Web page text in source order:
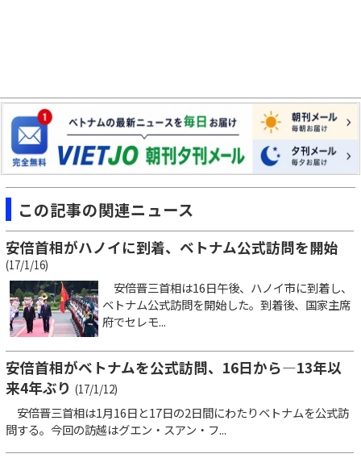
この記事の関連ニュース
安倍首相がハノイに到着、ベトナム公式訪問を開始
(17/1/16)
安倍晋三首相は16日午後、ハノイ市に到着し、
ベトナム公式訪問を開始した。到着後、国家主席
府でセレモ...
安倍首相がベトナムを公式訪問、16日から―13年以
来4年ぶり (17/1/12)
安倍晋三首相は1月16日と17日の2日間にわたりベトナムを公式訪
問する。今回の訪越はグエン・スアン・フ...